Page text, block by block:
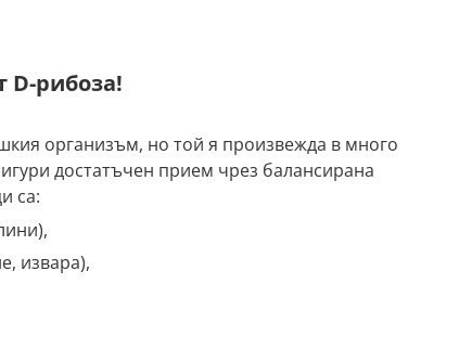
D-рибоза!
организъм, но той я произвежда в много
достатъчен прием чрез балансирана
са:
извара),